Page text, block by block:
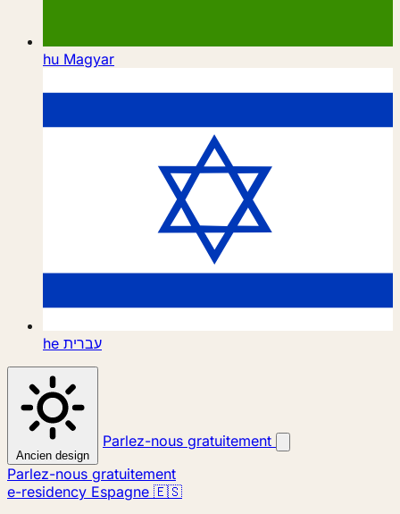
hu Magyar
he עברית
Ancien design
Parlez-nous gratuitement
Parlez-nous gratuitement
e-residency Espagne 🇪🇸